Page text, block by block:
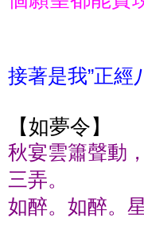
接著是我”正
【如夢令】
秋宴雲簫聲動
三弄。
如醉。如醉。